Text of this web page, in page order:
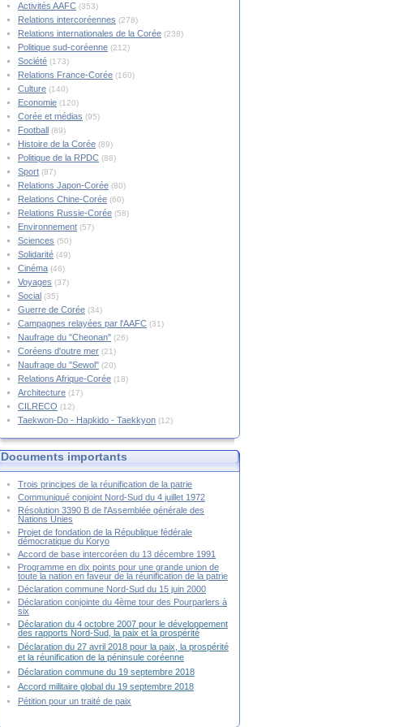
Activités AAFC (353)
Relations intercoréennes (278)
Relations internationales de la Corée (238)
Politique sud-coréenne (212)
Société (173)
Relations France-Corée (160)
Culture (140)
Economie (120)
Corée et médias (95)
Football (89)
Histoire de la Corée (89)
Politique de la RPDC (88)
Sport (87)
Relations Japon-Corée (80)
Relations Chine-Corée (60)
Relations Russie-Corée (58)
Environnement (57)
Sciences (50)
Solidarité (49)
Cinéma (46)
Voyages (37)
Social (35)
Guerre de Corée (34)
Campagnes relayées par l'AAFC (31)
Naufrage du "Cheonan" (26)
Coréens d'outre mer (21)
Naufrage du "Sewol" (20)
Relations Afrique-Corée (18)
Architecture (17)
CILRECO (12)
Taekwon-Do - Hapkido - Taekkyon (12)
Documents importants
Trois principes de la réunification de la patrie
Communiqué conjoint Nord-Sud du 4 juillet 1972
Résolution 3390 B de l'Assemblée générale des
Nations Unies
Projet de fondation de la République fédérale
démocratique du Koryo
Accord de base intercoréen du 13 décembre 1991
Programme en dix points pour une grande union de
toute la nation en faveur de la réunification de la patrie
Déclaration commune Nord-Sud du 15 juin 2000
Déclaration conjointe du 4ème tour des Pourparlers à
six
Déclaration du 4 octobre 2007 pour le développement
des rapports Nord-Sud, la paix et la prospérité
Déclaration du 27 avril 2018 pour la paix, la prospérité
et la réunification de la péninsule coréenne
Déclaration commune du 19 septembre 2018
Accord militaire global du 19 septembre 2018
Pétition pour un traité de paix